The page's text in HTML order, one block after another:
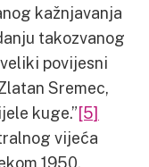
kažnjavanja
takozvanog
povijesni
Sremec,
kuge.”[5]
vijeća
1950.